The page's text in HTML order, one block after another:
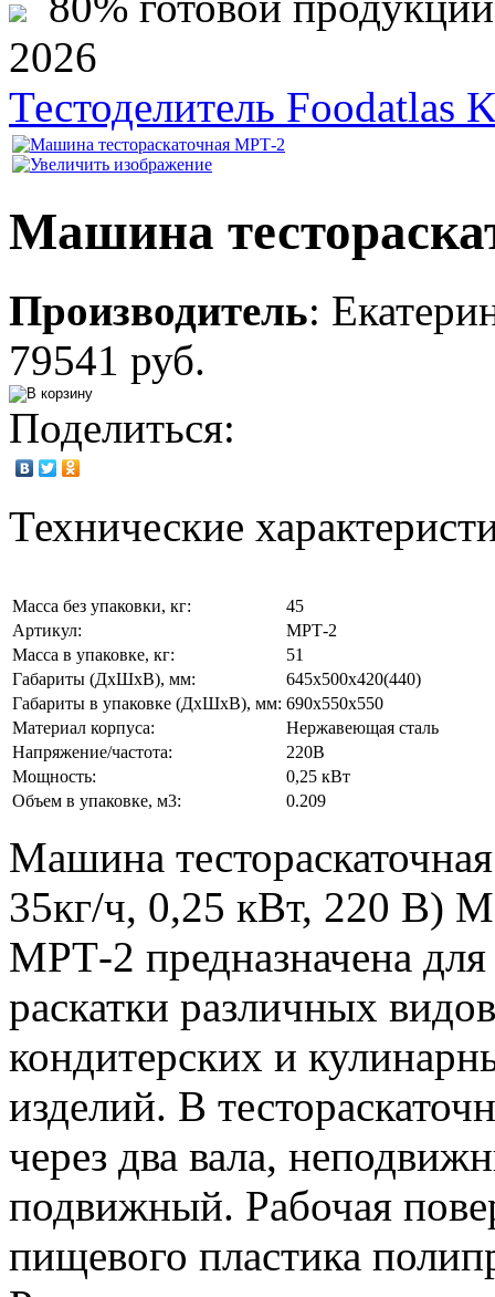
2026
Тестоделитель Foodatlas
Машина
Производитель:
79541 руб.
Поделиться:
Технические
Масса без упаковки, кг:
45
Артикул:
МРТ-2
Масса в упаковке, кг:
51
Габариты (ДхШхВ), мм:
645х500х420(440)
Габариты в упаковке (ДхШхВ), мм: 690х550х550
Материал корпуса:
Нержавеющая сталь
Напряжение/частота:
220В
Мощность:
0,25 кВт
Объем в упаковке, м3:
0.209
Машина
35кг/ч, 0,25 кВт, 220 В)
МРТ-2 предназначена
раскатки различных
кондитерских и
изделий. В
через два вала,
подвижный. Рабочая
пищевого пластика